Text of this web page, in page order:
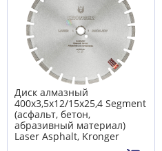
Диск алмазный
400x3,5х12/15х25,4 Segment
(асфальт, бетон,
абразивный материал)
Laser Asphalt, Kronger